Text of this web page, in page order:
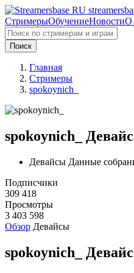
СтримерыОбучениеНовостиО
Поиск
Главная
Стримеры
spokoynich_
spokoynich_
Девайсы Данные
Подписчики
309 418
Просмотры
3 403 598
Обзор Девайсы
spokoynich_